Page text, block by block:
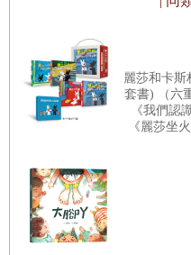
開書頁，我們就像立刻走
舉目所及全是一重接一重
種看得見看不見的野生動
彷彿離群索居的這家人，
碌各種事宜。家裡剩下「
琳，還有忠心耿耿的斑點
然而然流露出生命與存在
麗莎和卡
套書) （六
《我們認
《麗莎坐